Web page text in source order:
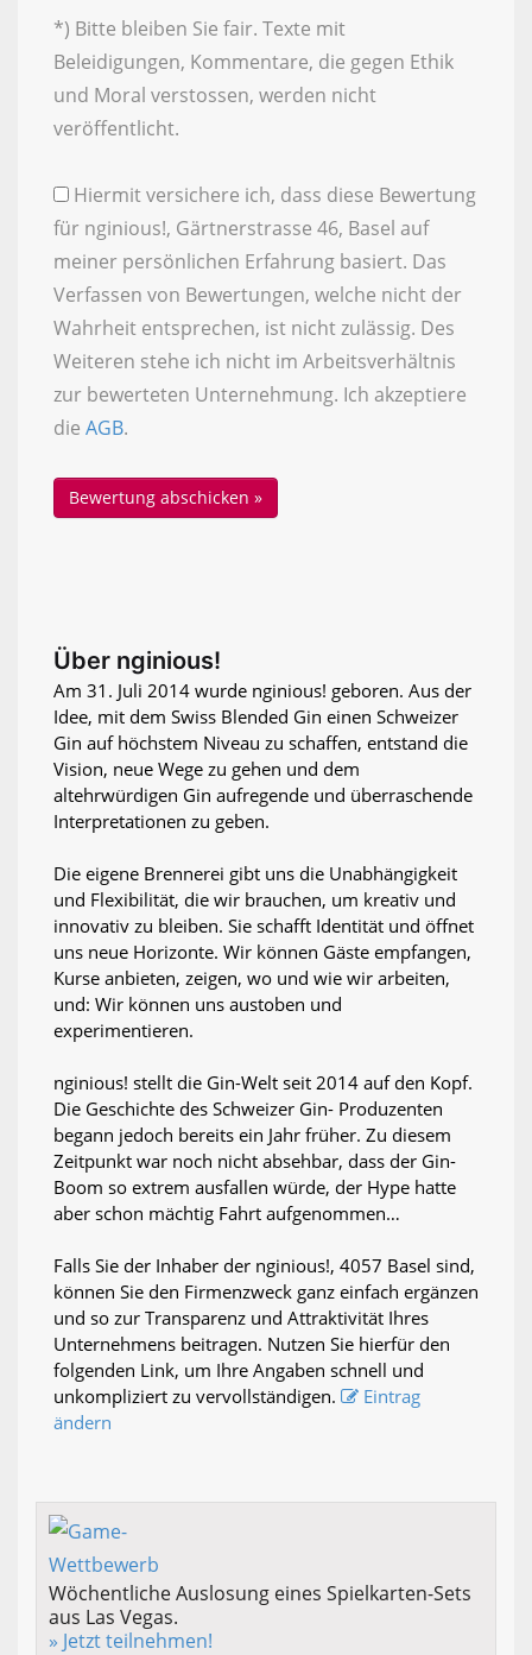
*) Bitte bleiben Sie fair. Texte mit
Beleidigungen, Kommentare, die gegen Ethik
und Moral verstossen, werden nicht
veröffentlicht.
Hiermit versichere ich, dass diese Bewertung
für nginious!, Gärtnerstrasse 46, Basel auf
meiner persönlichen Erfahrung basiert. Das
Verfassen von Bewertungen, welche nicht der
Wahrheit entsprechen, ist nicht zulässig. Des
Weiteren stehe ich nicht im Arbeitsverhältnis
zur bewerteten Unternehmung. Ich akzeptiere
die AGB.
Über nginious!
Am 31. Juli 2014 wurde nginious! geboren. Aus der
Idee, mit dem Swiss Blended Gin einen Schweizer
Gin auf höchstem Niveau zu schaffen, entstand die
Vision, neue Wege zu gehen und dem
altehrwürdigen Gin aufregende und überraschende
Interpretationen zu geben.
Die eigene Brennerei gibt uns die Unabhängigkeit
und Flexibilität, die wir brauchen, um kreativ und
innovativ zu bleiben. Sie schafft Identität und öffnet
uns neue Horizonte. Wir können Gäste empfangen,
Kurse anbieten, zeigen, wo und wie wir arbeiten,
und: Wir können uns austoben und
experimentieren.
nginious! stellt die Gin-Welt seit 2014 auf den Kopf.
Die Geschichte des Schweizer Gin- Produzenten
begann jedoch bereits ein Jahr früher. Zu diesem
Zeitpunkt war noch nicht absehbar, dass der Gin-
Boom so extrem ausfallen würde, der Hype hatte
aber schon mächtig Fahrt aufgenommen…
Falls Sie der Inhaber der nginious!, 4057 Basel sind,
können Sie den Firmenzweck ganz einfach ergänzen
und so zur Transparenz und Attraktivität Ihres
Unternehmens beitragen. Nutzen Sie hierfür den
folgenden Link, um Ihre Angaben schnell und
unkompliziert zu vervollständigen.
Eintrag
ändern
Wöchentliche Auslosung eines Spielkarten-Sets
aus Las Vegas.
» Jetzt teilnehmen!